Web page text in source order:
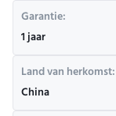
Garantie:
1 jaar
Land van herkomst:
China